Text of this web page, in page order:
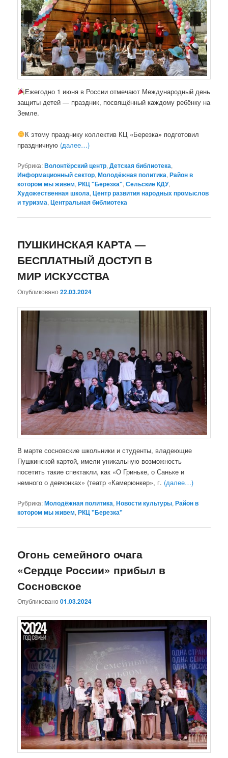
Ежегодно 1 июня в России отмечают Международный день
защиты детей — праздник, посвящённый каждому ребёнку на
Земле.
К этому празднику коллектив КЦ «Березка» подготовил
праздничную (далее…)
Рубрика:Волонтёрский центр,Детская библиотека,
Информационный сектор,Молодёжная политика,Район в
котором мы живем,РКЦ "Березка",Сельские КДУ,
Художественная школа,Центр развития народных промыслов
и туризма,Центральная библиотека
ПУШКИНСКАЯ КАРТА —
БЕСПЛАТНЫЙ ДОСТУП В
МИР ИСКУССТВА
Опубликовано22.03.2024
В марте сосновские школьники и студенты, владеющие
Пушкинской картой, имели уникальную возможность
посетить такие спектакли, как «О Гриньке, о Саньке и
немного о девчонках» (театр «Камерюнкер», г. (далее…)
Рубрика:Молодёжная политика,Новости культуры,Район в
котором мы живем,РКЦ "Березка"
Огонь семейного очага
«Сердце России» прибыл в
Сосновское
Опубликовано01.03.2024